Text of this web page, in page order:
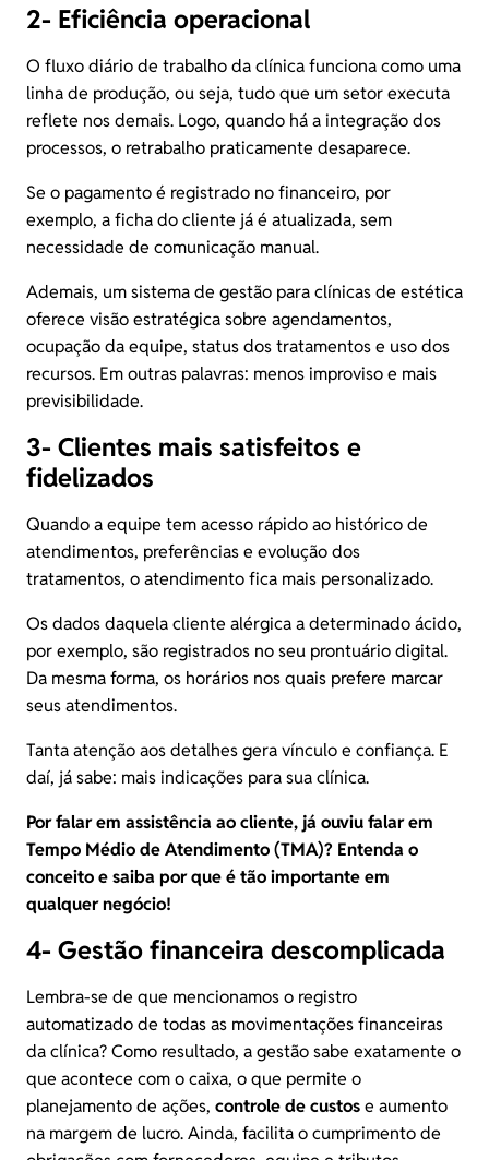
2- Eficiência operacional
O fluxo diário de trabalho da clínica funciona como uma
linha de produção, ou seja, tudo que um setor executa
reflete nos demais. Logo, quando há a integração dos
processos, o retrabalho praticamente desaparece.
Se o pagamento é registrado no financeiro, por
exemplo, a ficha do cliente já é atualizada, sem
necessidade de comunicação manual.
Ademais, um sistema de gestão para clínicas de estética
oferece visão estratégica sobre agendamentos,
ocupação da equipe, status dos tratamentos e uso dos
recursos. Em outras palavras: menos improviso e mais
previsibilidade.
3- Clientes mais satisfeitos e
fidelizados
Quando a equipe tem acesso rápido ao histórico de
atendimentos, preferências e evolução dos
tratamentos, o atendimento fica mais personalizado.
Os dados daquela cliente alérgica a determinado ácido,
por exemplo, são registrados no seu prontuário digital.
Da mesma forma, os horários nos quais prefere marcar
seus atendimentos.
Tanta atenção aos detalhes gera vínculo e confiança. E
daí, já sabe: mais indicações para sua clínica.
Por falar em assistência ao cliente, já ouviu falar em
Tempo Médio de Atendimento (TMA)? Entenda o
conceito e saiba por que é tão importante em
qualquer negócio!
4- Gestão financeira descomplicada
Lembra-se de que mencionamos o registro
automatizado de todas as movimentações financeiras
da clínica? Como resultado, a gestão sabe exatamente o
que acontece com o caixa, o que permite o
planejamento de ações, controle de custose aumento
na margem de lucro. Ainda, facilita o cumprimento de